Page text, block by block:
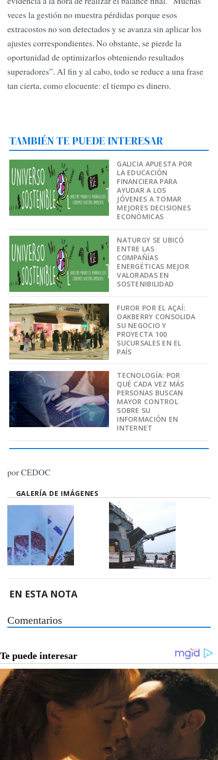
veces la gestión no muestra pérdidas porque esos
extracostos no son detectados y se avanza sin aplicar los
ajustes correspondientes. No obstante, se pierde la
oportunidad de optimizarlos obteniendo resultados
superadores”. Al fin y al cabo, todo se reduce a una frase
tan cierta, como elocuente: el tiempo es dinero.
TAMBIÉN TE PUEDE INTERESAR
GALICIA APUESTA POR
LA EDUCACIÓN
FINANCIERA PARA
AYUDAR A LOS
JÓVENES A TOMAR
MEJORES DECISIONES
ECONÓMICAS
NATURGY SE UBICÓ
ENTRE LAS
COMPAÑÍAS
ENERGÉTICAS MEJOR
VALORADAS EN
SOSTENIBILIDAD
FUROR POR EL AÇAÍ:
OAKBERRY CONSOLIDA
SU NEGOCIO Y
PROYECTA 100
SUCURSALES EN EL
PAÍS
TECNOLOGÍA: POR
QUÉ CADA VEZ MÁS
PERSONAS BUSCAN
MAYOR CONTROL
SOBRE SU
INFORMACIÓN EN
INTERNET
por CEDOC
GALERÍA DE IMÁGENES
EN ESTA NOTA
Comentarios